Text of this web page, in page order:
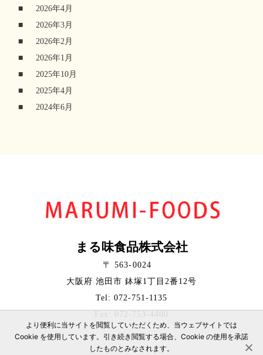
2026年4月
2026年3月
2026年2月
2026年1月
2025年10月
2025年4月
2024年6月
まる味食品株式会社
〒 563-0024
大阪府 池田市 鉢塚1丁目2番12号
Tel: 072-751-1135
Fax: 072-753-4400
より便利に当サイトを閲覧していただくため、当ウェブサイトでは
Cookie を使用しています。引き続き閲覧する場合、Cookie の使用を承諾
したものとみなされます。